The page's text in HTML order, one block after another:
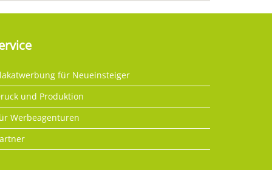
für Neueinsteiger
und Produktion
Werbeagenturen